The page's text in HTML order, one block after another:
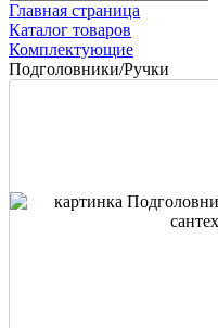
Главная страница
Каталог товаров
Комплектующие
Подголовники/Ручки